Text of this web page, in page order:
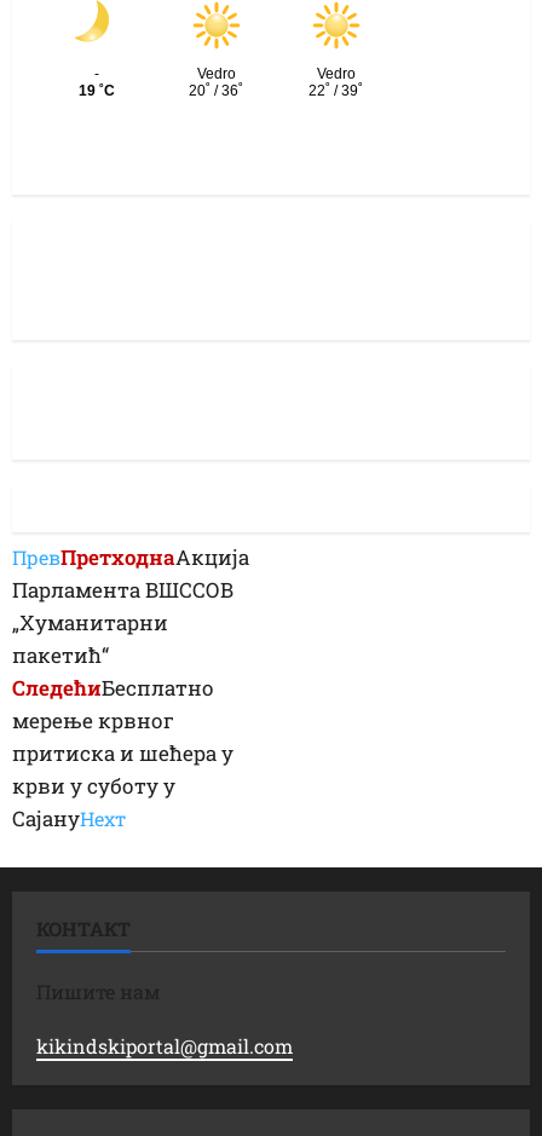
ПревПретходнаАкција
Парламента ВШССОВ
„Хуманитарни
пакетић“
СледећиБесплатно
мерење крвног
притиска и шећера у
крви у суботу у
СајануНеxт
КОНТАКТ
Пишите нам
kikindskiportal@gmail.com